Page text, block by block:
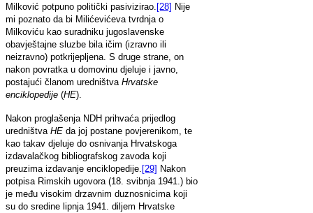
Milković potpuno politički pasivizirao. [28] Nije
mi poznato da bi Milićevićeva tvrdnja o
Milkoviću kao suradniku jugoslavenske
obavještajne sluzbe bila ičim (izravno ili
neizravno) potkrijepljena. S druge strane, on
nakon povratka u domovinu djeluje i javno,
postajući članom uredništva Hrvatske
enciklopedije (HE).
Nakon proglašenja NDH prihvaća prijedlog
uredništva HE da joj postane povjerenikom, te
kao takav djeluje do osnivanja Hrvatskoga
izdavalačkog bibliografskog zavoda koji
preuzima izdavanje enciklopedije. [29] Nakon
potpisa Rimskih ugovora (18. svibnja 1941.) bio
je među visokim drzavnim duznosnicima koji
su do sredine lipnja 1941. diljem Hrvatske